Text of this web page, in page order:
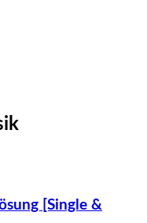
[Single &